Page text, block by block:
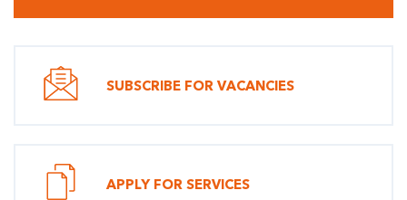
SUBSCRIBE FOR VACANCIES
APPLY FOR SERVICES